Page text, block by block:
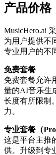
产品价格
MusicHero.ai
为用户提供不
专业用户的不
免费套餐
免费套餐允许
量的AI音乐生
长度有所限制
力。
专业套餐（Pro
这是平台主推
供。升级到专